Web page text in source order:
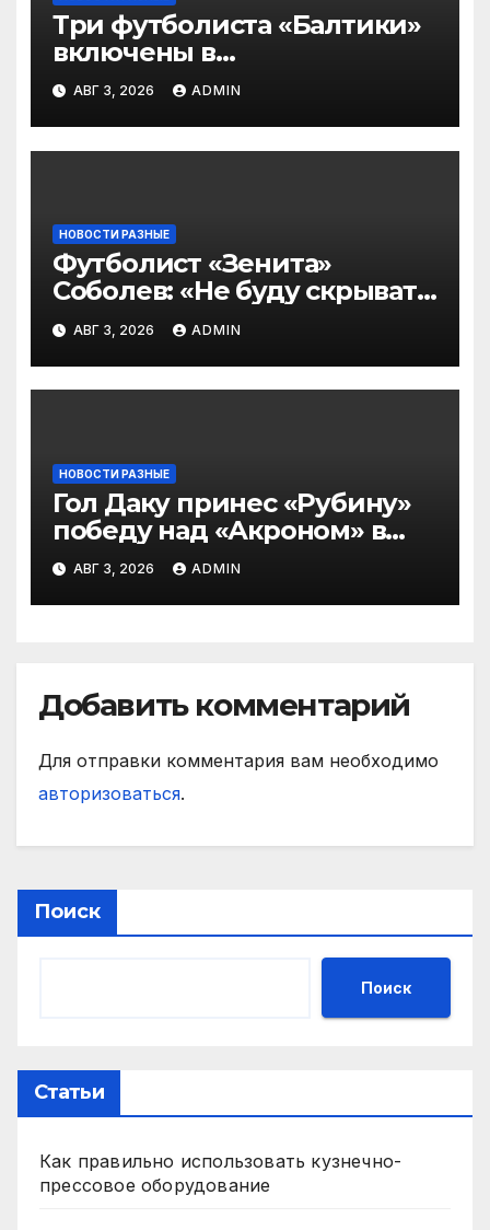
Три футболиста «Балтики»
включены в
символическую сборную
2‑го тура РПЛ по версии
подписчиков МАТЧ
ПРЕМЬЕР
АВГ 3, 2026 ADMIN
НОВОСТИ РАЗНЫЕ
Футболист «Зенита»
Соболев: «Не буду скрывать
— в Оренбурге всегда
тяжело играть»
АВГ 3, 2026 ADMIN
НОВОСТИ РАЗНЫЕ
Гол Даку принес «Рубину»
победу над «Акроном» в
матче РПЛ
АВГ 3, 2026 ADMIN
Добавить комментарий
Для отправки комментария вам необходимо
авторизоваться.
Поиск
Поиск
Статьи
Как правильно использовать кузнечно-
прессовое оборудование